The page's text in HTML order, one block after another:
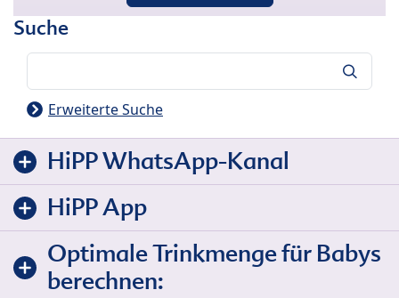
Suche
Erweiterte Suche
HiPP WhatsApp-Kanal
HiPP App
Optimale Trinkmenge für Babys
berechnen: